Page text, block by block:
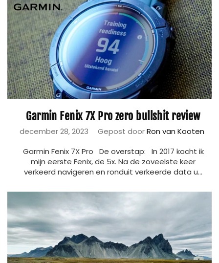
Garmin Fenix 7X Pro zero bullshit review
december 28, 2023 Gepost doorRon van Kooten
Garmin Fenix 7X Pro De overstap: In 2017 kocht ik
mijn eerste Fenix, de 5x. Na de zoveelste keer
verkeerd navigeren en ronduit verkeerde data u...